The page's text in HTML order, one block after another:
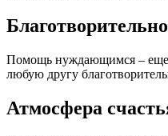
Помощь нуждающимся – еще
любую другу
Атмосфера